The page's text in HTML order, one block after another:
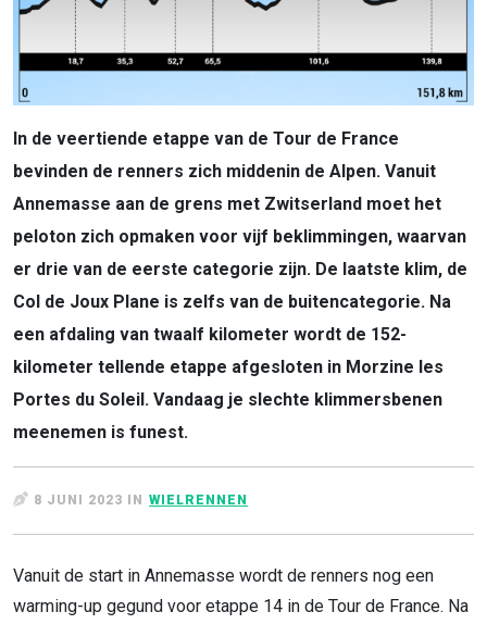
In de veertiende etappe van de Tour de France
bevinden de renners zich middenin de Alpen. Vanuit
Annemasse aan de grens met Zwitserland moet het
peloton zich opmaken voor vijf beklimmingen, waarvan
er drie van de eerste categorie zijn. De laatste klim, de
Col de Joux Plane is zelfs van de buitencategorie. Na
een afdaling van twaalf kilometer wordt de 152-
kilometer tellende etappe afgesloten in Morzine les
Portes du Soleil. Vandaag je slechte klimmersbenen
meenemen is funest.
8 JUNI 2023 IN WIELRENNEN
Vanuit de start in Annemasse wordt de renners nog een
warming-up gegund voor etappe 14 in de Tour de France. Na